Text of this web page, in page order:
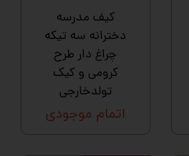
کیف مدرسه
دخترانه سه تیکه
چراغ دار طرح
کرومی و کیک
تولدخارجی
اتمام موجودی